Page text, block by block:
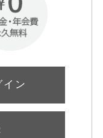
イン